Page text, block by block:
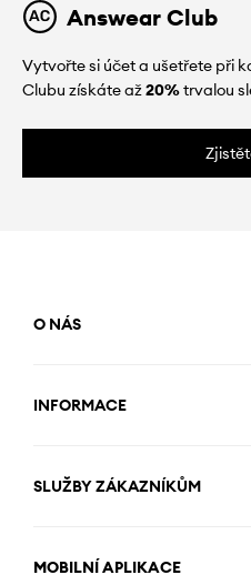
Answear Club
Vytvořte si účet a ušetřete při
Clubu získáte až20%trvalou
O NÁS
INFORMACE
SLUŽBY ZÁKAZNÍKŮM
MOBILNÍ APLIKACE